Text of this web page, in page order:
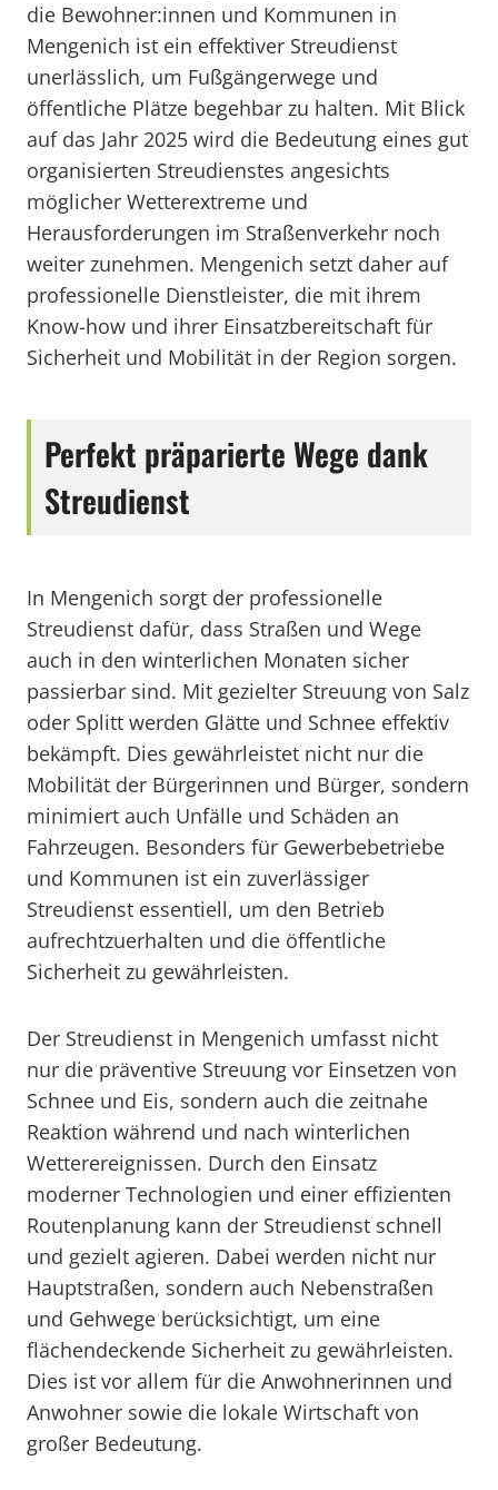
die Bewohner:innen und Kommunen in
Mengenich ist ein effektiver Streudienst
unerlässlich, um Fußgängerwege und
öffentliche Plätze begehbar zu halten. Mit Blick
auf das Jahr 2025 wird die Bedeutung eines gut
organisierten Streudienstes angesichts
möglicher Wetterextreme und
Herausforderungen im Straßenverkehr noch
weiter zunehmen. Mengenich setzt daher auf
professionelle Dienstleister, die mit ihrem
Know-how und ihrer Einsatzbereitschaft für
Sicherheit und Mobilität in der Region sorgen.
Perfekt präparierte Wege dank
Streudienst
In Mengenich sorgt der professionelle
Streudienst dafür, dass Straßen und Wege
auch in den winterlichen Monaten sicher
passierbar sind. Mit gezielter Streuung von Salz
oder Splitt werden Glätte und Schnee effektiv
bekämpft. Dies gewährleistet nicht nur die
Mobilität der Bürgerinnen und Bürger, sondern
minimiert auch Unfälle und Schäden an
Fahrzeugen. Besonders für Gewerbebetriebe
und Kommunen ist ein zuverlässiger
Streudienst essentiell, um den Betrieb
aufrechtzuerhalten und die öffentliche
Sicherheit zu gewährleisten.
Der Streudienst in Mengenich umfasst nicht
nur die präventive Streuung vor Einsetzen von
Schnee und Eis, sondern auch die zeitnahe
Reaktion während und nach winterlichen
Wetterereignissen. Durch den Einsatz
moderner Technologien und einer effizienten
Routenplanung kann der Streudienst schnell
und gezielt agieren. Dabei werden nicht nur
Hauptstraßen, sondern auch Nebenstraßen
und Gehwege berücksichtigt, um eine
flächendeckende Sicherheit zu gewährleisten.
Dies ist vor allem für die Anwohnerinnen und
Anwohner sowie die lokale Wirtschaft von
großer Bedeutung.